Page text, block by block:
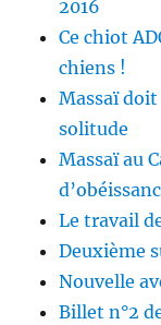
2016
Ce chiot
chiens !
Massaï
solitude
Massaï au
Le travail
Deuxième
Nouvelle
Billet n°2